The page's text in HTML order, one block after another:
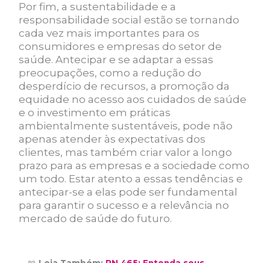
Por fim, a sustentabilidade e a
responsabilidade social estão se tornando
cada vez mais importantes para os
consumidores e empresas do setor de
saúde. Antecipar e se adaptar a essas
preocupações, como a redução do
desperdício de recursos, a promoção da
equidade no acesso aos cuidados de saúde
e o investimento em práticas
ambientalmente sustentáveis, pode não
apenas atender às expectativas dos
clientes, mas também criar valor a longo
prazo para as empresas e a sociedade como
um todo. Estar atento a essas tendências e
antecipar-se a elas pode ser fundamental
para garantir o sucesso e a relevância no
mercado de saúde do futuro.